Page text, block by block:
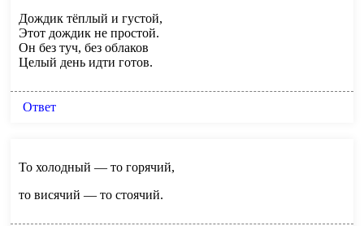
Дождик тёплый и густой,
Этот дождик не простой.
Он без туч, без облаков
Целый день идти готов.
Ответ
То холодный — то горячий,
то висячий — то стоячий.